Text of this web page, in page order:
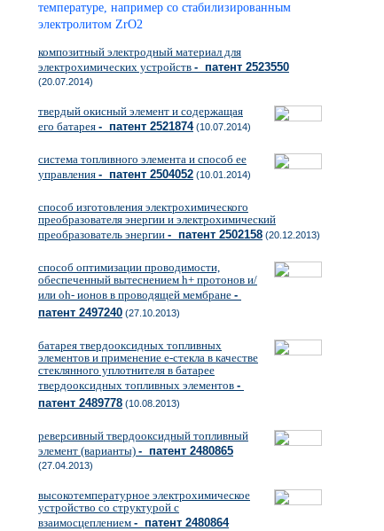
температуре, например со стабилизированным
электролитом ZrO2
композитный электродный материал для
электрохимических устройств - патент 2523550
(20.07.2014)
твердый окисный элемент и содержащая
его батарея - патент 2521874(10.07.2014)
система топливного элемента и способ ее
управления - патент 2504052 (10.01.2014)
способ изготовления электрохимического
преобразователя энергии и электрохимический
преобразователь энергии - патент 2502158 (20.12.2013)
способ оптимизации проводимости,
обеспеченный вытеснением h+ протонов и/
или oh- ионов в проводящей мембране -
патент 2497240 (27.10.2013)
батарея твердооксидных топливных
элементов и применение е-стекла в качестве
стеклянного уплотнителя в батарее
твердооксидных топливных элементов -
патент 2489778 (10.08.2013)
реверсивный твердооксидный топливный
элемент (варианты) - патент 2480865
(27.04.2013)
высокотемпературное электрохимическое
устройство со структурой с
взаимосцеплением - патент 2480864